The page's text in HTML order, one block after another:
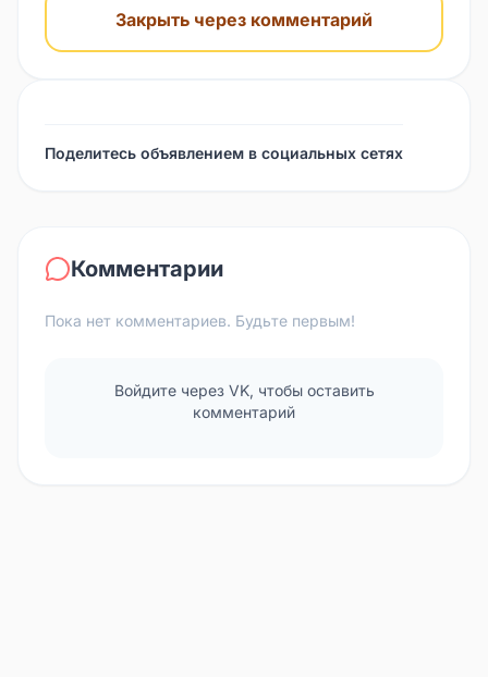
Закрыть через комментарий
Поделитесь объявлением в социальных сетях
Комментарии
Пока нет комментариев. Будьте первым!
Войдите через VK, чтобы оставить
комментарий